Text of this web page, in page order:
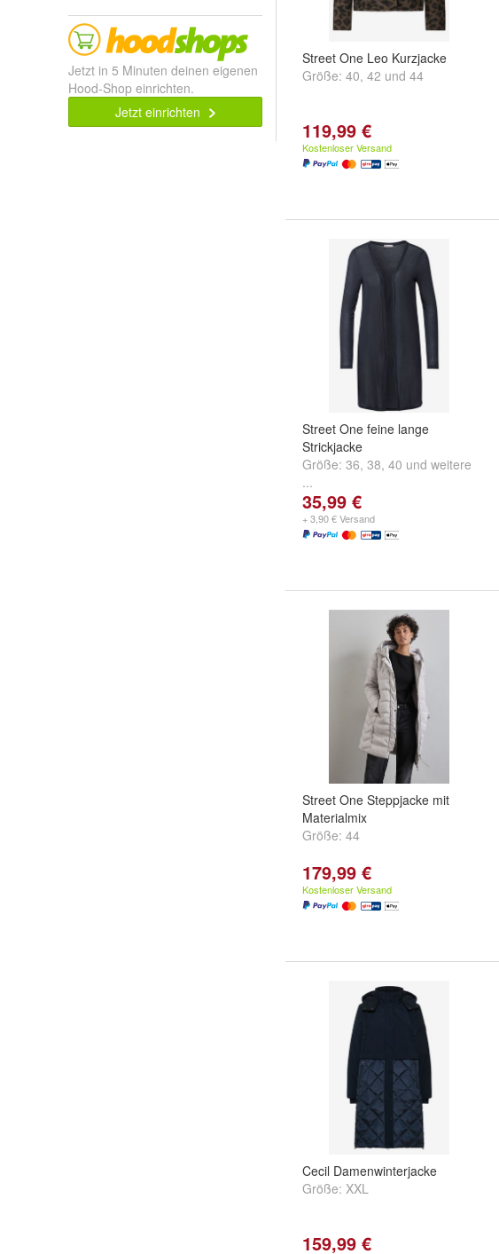
Jetzt in 5 Minuten deinen eigenen
Hood-Shop einrichten.
Jetzt einrichten
Street One Leo Kurzjacke
Größe: 40, 42 und 44
119,99 €
Kostenloser Versand
Street One feine lange
Strickjacke
Größe: 36, 38, 40 und weitere
...
35,99 €
+ 3,90 € Versand
Street One Steppjacke mit
Materialmix
Größe: 44
179,99 €
Kostenloser Versand
Cecil Damenwinterjacke
Größe: XXL
159,99 €